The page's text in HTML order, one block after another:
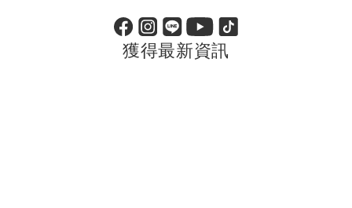
獲得最新資訊